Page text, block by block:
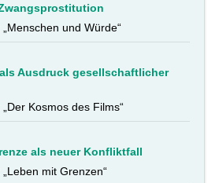
„Menschen und Würde“
Ausdruck gesellschaftlicher
„Der Kosmos des Films“
als neuer Konfliktfall
„Leben mit Grenzen“